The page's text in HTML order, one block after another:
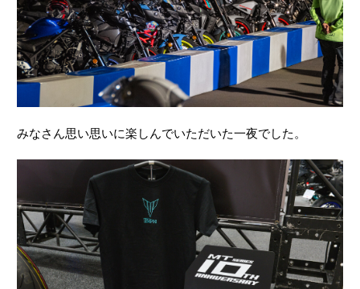
みなさん思い思いに楽しんでいただいた一夜でした。